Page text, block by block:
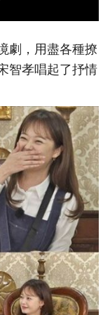
劇，用盡各種撩
智孝唱起了抒情